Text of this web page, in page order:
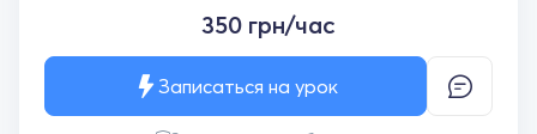
350 грн/час
Записаться на урок